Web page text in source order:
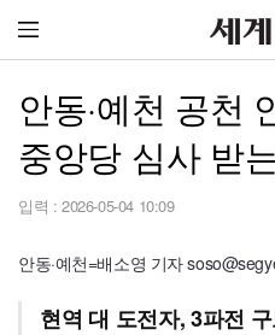
안동·예천 공천
중앙당 심사 받
입력 : 2026-05-04 10:09
안동·예천=배소영 기자
현역 대 도전자, 3파전